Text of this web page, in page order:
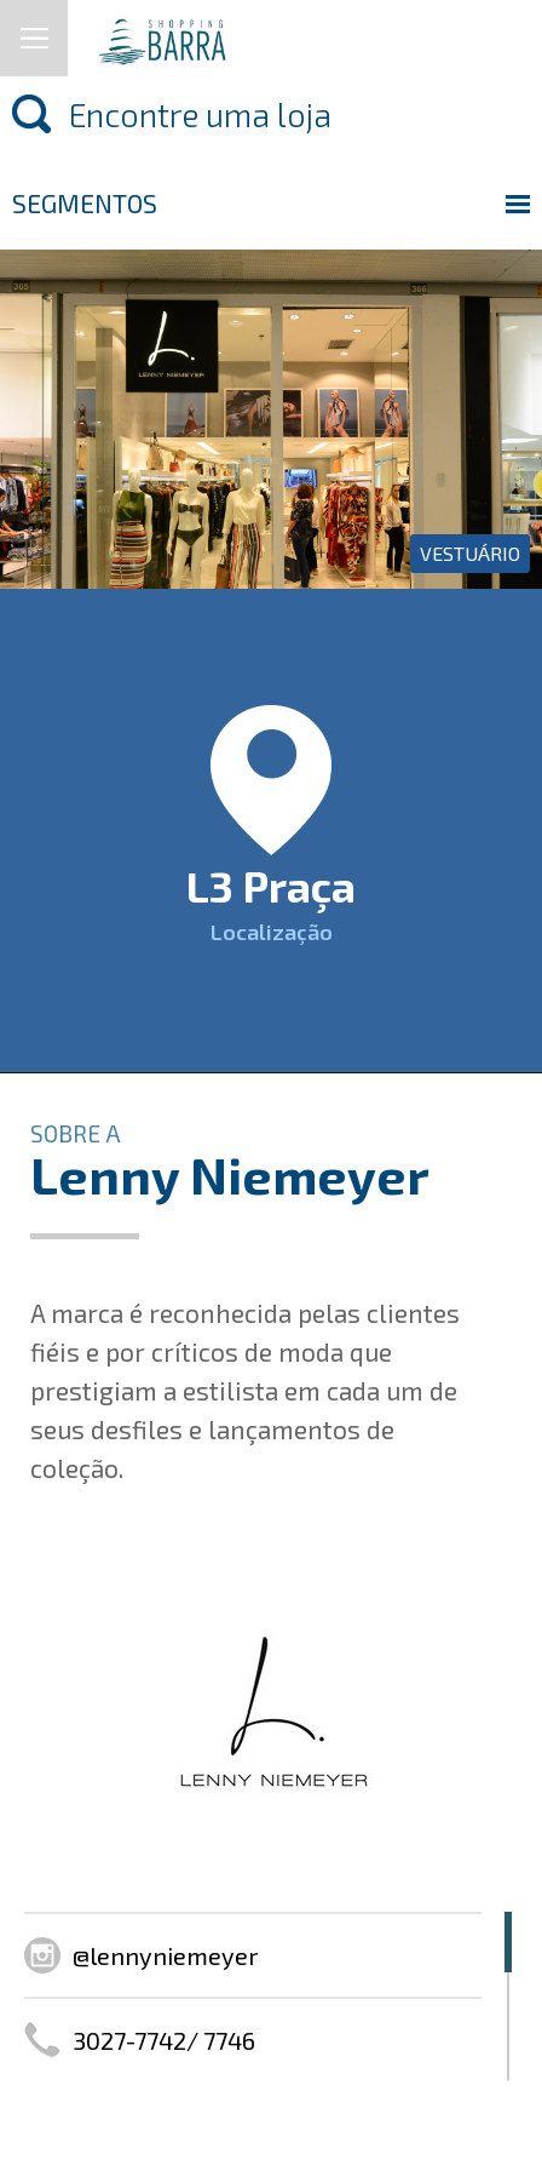
SEGMENTOS
@lennyniemeyer
3027-7742/ 7746
VESTUÁRIO
L3 Praça
Localização
SOBRE A
Lenny Niemeyer
A marca é reconhecida pelas clientes
fiéis e por críticos de moda que
prestigiam a estilista em cada um de
seus desfiles e lançamentos de
coleção.